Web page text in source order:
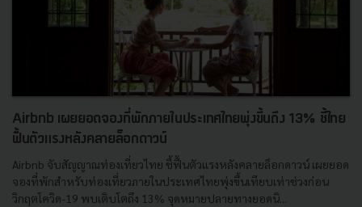
Airbnb เผยยอดจองที่พักภายในประเทศไทยพุ่งขึ้นถึง 13% ชี้ไทย
ฟื้นตัวแรงหลังคลายล็อกดาวน์
Airbnb จับสัญญาณท่องเที่ยวไทย ชี้ฟื้นตัวแรงหลังคลายล็อกดาวน์ เผยยอด
จองที่พักสำหรับท่องเที่ยวภายในประเทศไทยพุ่งขึ้นเทียบเท่าช่วงก่อน
วิกฤตโควิด-19 พบเติบโตถึง 13% จุดหมายปลายทางยอดนิ...